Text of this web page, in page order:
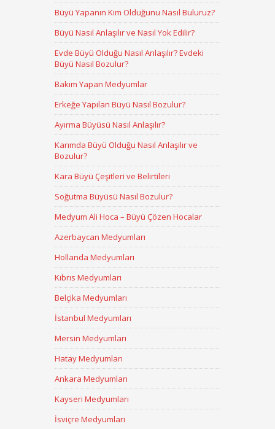
Büyü Yapanın Kim Olduğunu Nasıl Buluruz?
Büyü Nasıl Anlaşılır ve Nasıl Yok Edilir?
Evde Büyü Olduğu Nasıl Anlaşılır? Evdeki
Büyü Nasıl Bozulur?
Bakım Yapan Medyumlar
Erkeğe Yapılan Büyü Nasıl Bozulur?
Ayırma Büyüsü Nasıl Anlaşılır?
Karımda Büyü Olduğu Nasıl Anlaşılır ve
Bozulur?
Kara Büyü Çeşitleri ve Belirtileri
Soğutma Büyüsü Nasıl Bozulur?
Medyum Ali Hoca – Büyü Çözen Hocalar
Azerbaycan Medyumları
Hollanda Medyumları
Kıbrıs Medyumları
Belçika Medyumları
İstanbul Medyumları
Mersin Medyumları
Hatay Medyumları
Ankara Medyumları
Kayseri Medyumları
İsviçre Medyumları